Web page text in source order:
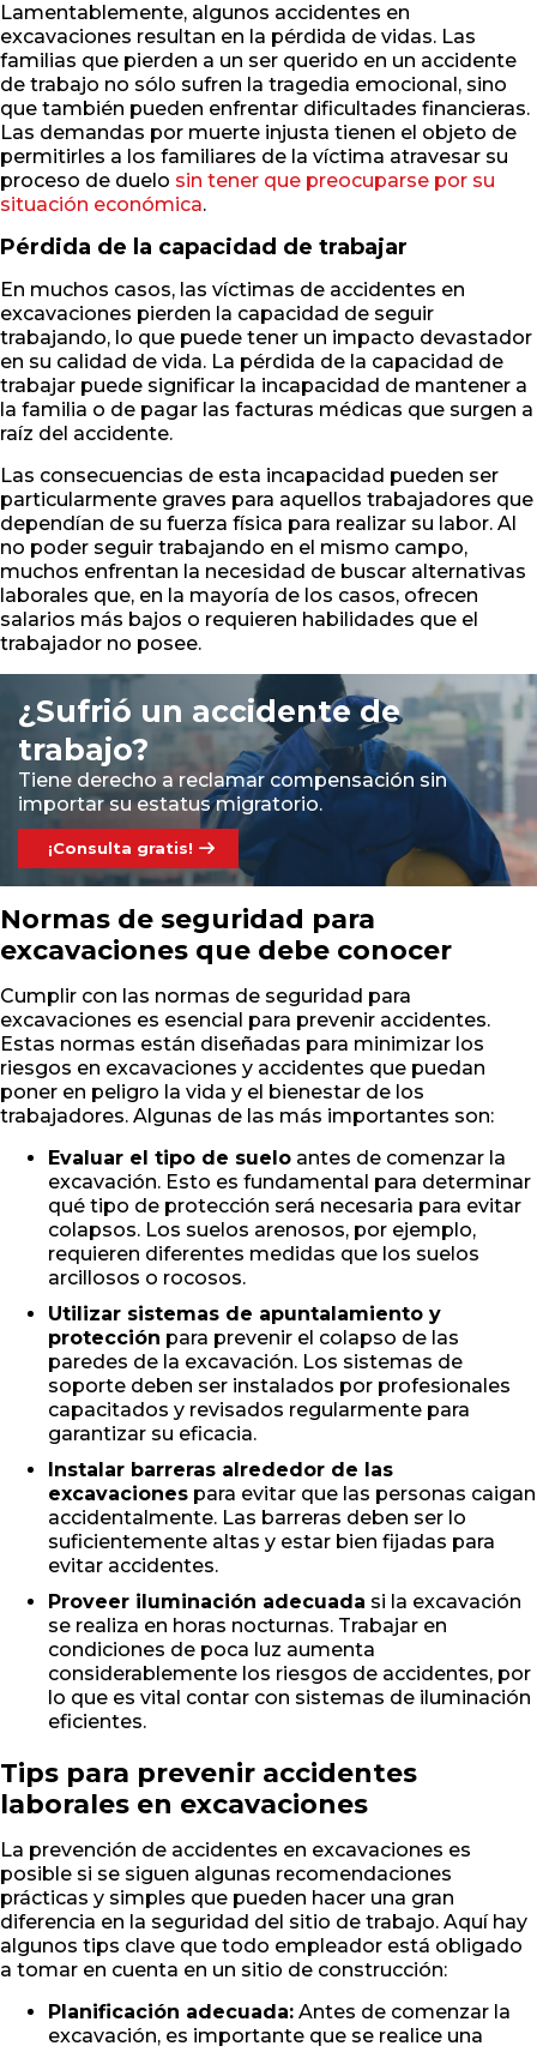
Lamentablemente, algunos accidentes en
excavaciones resultan en la pérdida de vidas. Las
familias que pierden a un ser querido en un accidente
de trabajo no sólo sufren la tragedia emocional, sino
que también pueden enfrentar dificultades financieras.
Las demandas por muerte injusta tienen el objeto de
permitirles a los familiares de la víctima atravesar su
proceso de duelo sin tener que preocuparse por su
situación económica.
Pérdida de la capacidad de trabajar
En muchos casos, las víctimas de accidentes en
excavaciones pierden la capacidad de seguir
trabajando, lo que puede tener un impacto devastador
en su calidad de vida. La pérdida de la capacidad de
trabajar puede significar la incapacidad de mantener a
la familia o de pagar las facturas médicas que surgen a
raíz del accidente.
Las consecuencias de esta incapacidad pueden ser
particularmente graves para aquellos trabajadores que
dependían de su fuerza física para realizar su labor. Al
no poder seguir trabajando en el mismo campo,
muchos enfrentan la necesidad de buscar alternativas
laborales que, en la mayoría de los casos, ofrecen
salarios más bajos o requieren habilidades que el
trabajador no posee.
¿Sufrió un accidente de
trabajo?
Tiene derecho a reclamar compensación sin
importar su estatus migratorio.
¡Consulta gratis!
Normas de seguridad para
excavaciones que debe conocer
Cumplir con las normas de seguridad para
excavaciones es esencial para prevenir accidentes.
Estas normas están diseñadas para minimizar los
riesgos en excavaciones y accidentes que puedan
poner en peligro la vida y el bienestar de los
trabajadores. Algunas de las más importantes son:
Evaluar el tipo de suelo antes de comenzar la
excavación. Esto es fundamental para determinar
qué tipo de protección será necesaria para evitar
colapsos. Los suelos arenosos, por ejemplo,
requieren diferentes medidas que los suelos
arcillosos o rocosos.
Utilizar sistemas de apuntalamiento y
protección para prevenir el colapso de las
paredes de la excavación. Los sistemas de
soporte deben ser instalados por profesionales
capacitados y revisados regularmente para
garantizar su eficacia.
Instalar barreras alrededor de las
excavaciones para evitar que las personas caigan
accidentalmente. Las barreras deben ser lo
suficientemente altas y estar bien fijadas para
evitar accidentes.
Proveer iluminación adecuada si la excavación
se realiza en horas nocturnas. Trabajar en
condiciones de poca luz aumenta
considerablemente los riesgos de accidentes, por
lo que es vital contar con sistemas de iluminación
eficientes.
Tips para prevenir accidentes
laborales en excavaciones
La prevención de accidentes en excavaciones es
posible si se siguen algunas recomendaciones
prácticas y simples que pueden hacer una gran
diferencia en la seguridad del sitio de trabajo. Aquí hay
algunos tips clave que todo empleador está obligado
a tomar en cuenta en un sitio de construcción:
Planificación adecuada: Antes de comenzar la
excavación, es importante que se realice una